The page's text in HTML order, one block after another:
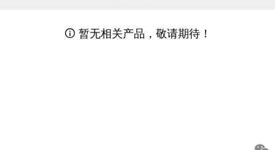
 暂无相关产品，敬请期待！